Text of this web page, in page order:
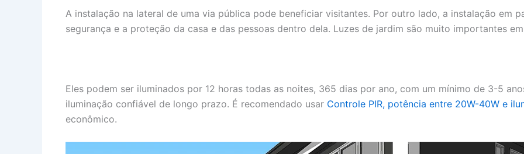
A instalação na lateral de uma via pública pode beneficiar visitantes. Por outro lado, a instalação em
segurança e a proteção da casa e das pessoas dentro dela. Luzes de jardim são muito importantes
Eles podem ser iluminados por 12 horas todas as noites, 365 dias por ano, com um mínimo de 3-5
iluminação confiável de longo prazo. É recomendado usar Controle PIR, potência entre 20W-40W e
econômico.